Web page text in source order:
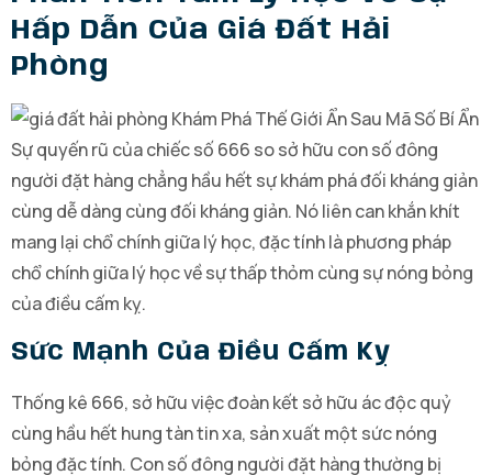
Hấp Dẫn Của Giá Đất Hải
Phòng
Sự quyến rũ của chiếc số 666 so sở hữu con số đông
người đặt hàng chẳng hầu hết sự khám phá đối kháng giản
cùng dễ dàng cùng đối kháng giản. Nó liên can khắn khít
mang lại chổ chính giữa lý học, đặc tính là phương pháp
chổ chính giữa lý học về sự thấp thỏm cùng sự nóng bỏng
của điều cấm kỵ.
Sức Mạnh Của Điều Cấm Kỵ
Thống kê 666, sở hữu việc đoàn kết sở hữu ác độc quỷ
cùng hầu hết hung tàn tin xa, sản xuất một sức nóng
bỏng đặc tính. Con số đông người đặt hàng thường bị